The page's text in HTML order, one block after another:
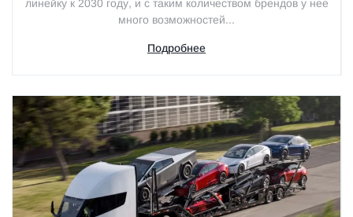
линейку к 2030 году, и с таким количеством брендов у нее
много возможностей...
Подробнее